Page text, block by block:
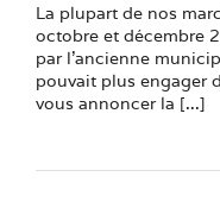
La plupart de nos
octobre et décembre
par l’ancienne
pouvait plus engager
vous annoncer la [...]